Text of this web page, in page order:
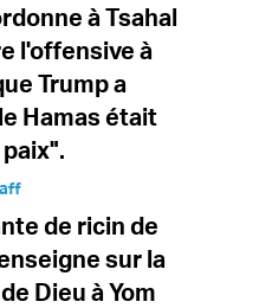
à Tsahal
l'offensive à
Trump a
Hamas était
de ricin de
sur la
Dieu à Yom